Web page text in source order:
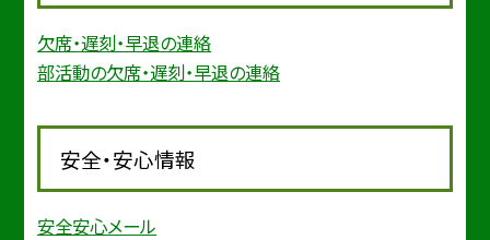
欠席・遅刻・早退の連絡
部活動の欠席・遅刻・早退の連絡
安全・安心情報
安全安心メール